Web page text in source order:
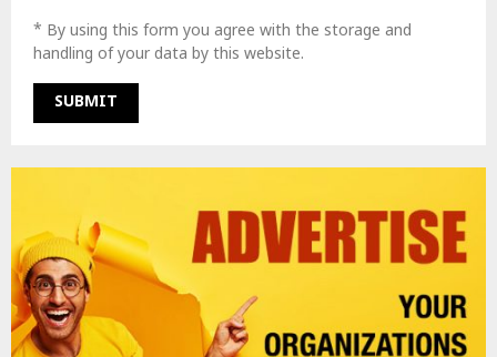
* By using this form you agree with the storage and
handling of your data by this website.